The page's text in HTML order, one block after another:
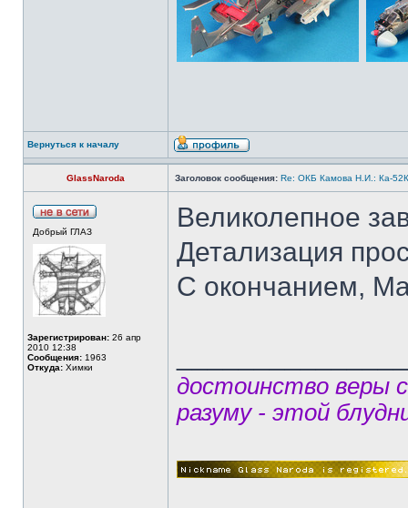
Вернуться к началу
GlassNaroda Заголовок сообщения: Re: ОКБ Камова Н.И.: Ка-
Добрый ГЛАЗ
Зарегистрирован: 26 апр
2010 12:38
Сообщения: 1963
Откуда: Химки
Великолепное
Детализация
С окончанием,
достоинство веры
разуму - этой